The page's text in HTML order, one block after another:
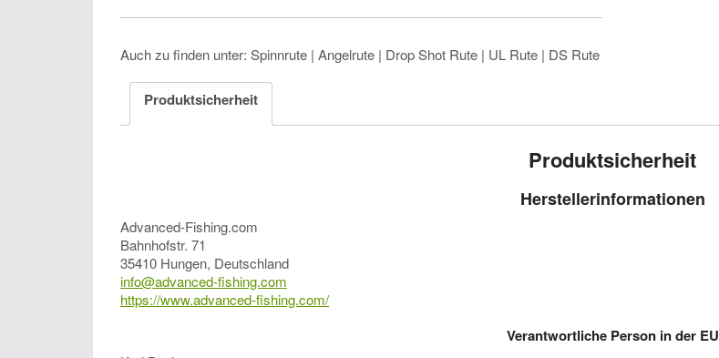
Auch zu finden unter: Spinnrute | Angelrute | Drop Shot Rute | UL Rute | DS Rute
Produktsicherheit
Produktsicherheit
Herstellerinformationen
Advanced-Fishing.com
Bahnhofstr. 71
35410 Hungen, Deutschland
info@advanced-fishing.com
https://www.advanced-fishing.com/
Verantwortliche Person in der EU